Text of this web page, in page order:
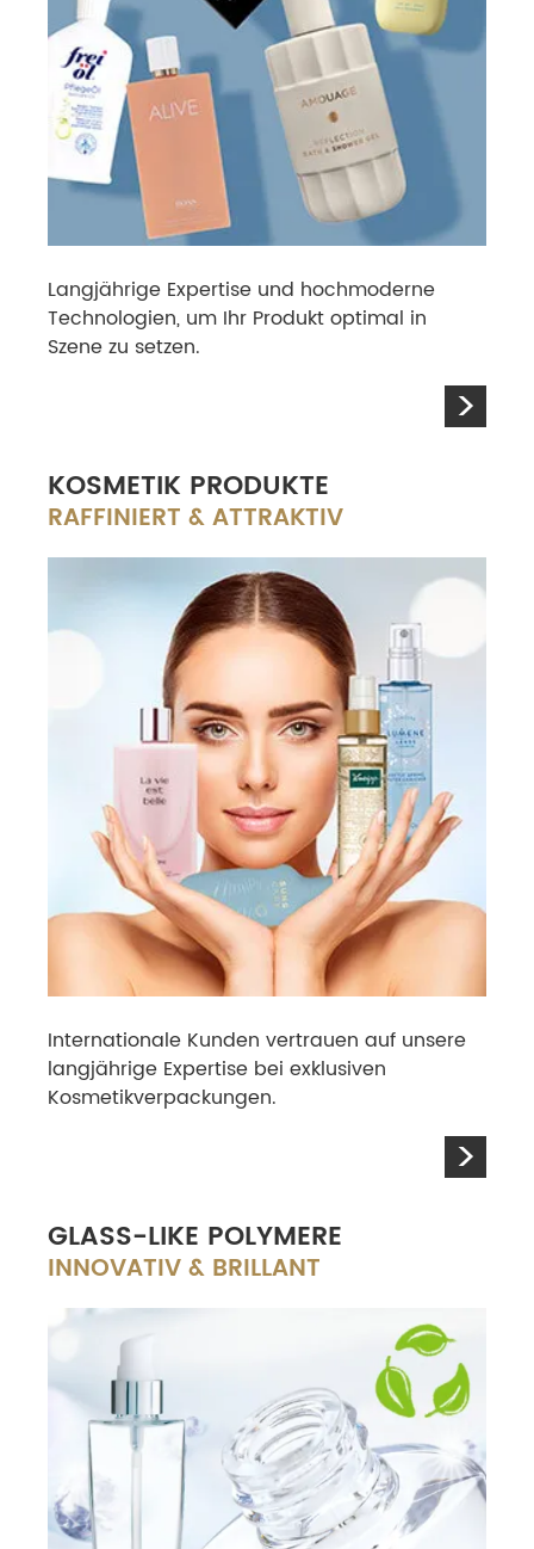
Langjährige Expertise und hochmoderne
Technolo­gien, um Ihr Produkt optimal in
Szene zu setzen.
>
KOSMETIK PRODUKTE
RAFFINIERT & ATTRAKTIV
Internationale Kunden ver­trauen auf unsere
langjäh­rige Expertise bei exklusiven
Kosmetikverpackungen.
>
GLASS-LIKE POLYMERE
INNOVATIV & BRILLANT